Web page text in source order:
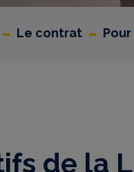
- Le contrat -
de la